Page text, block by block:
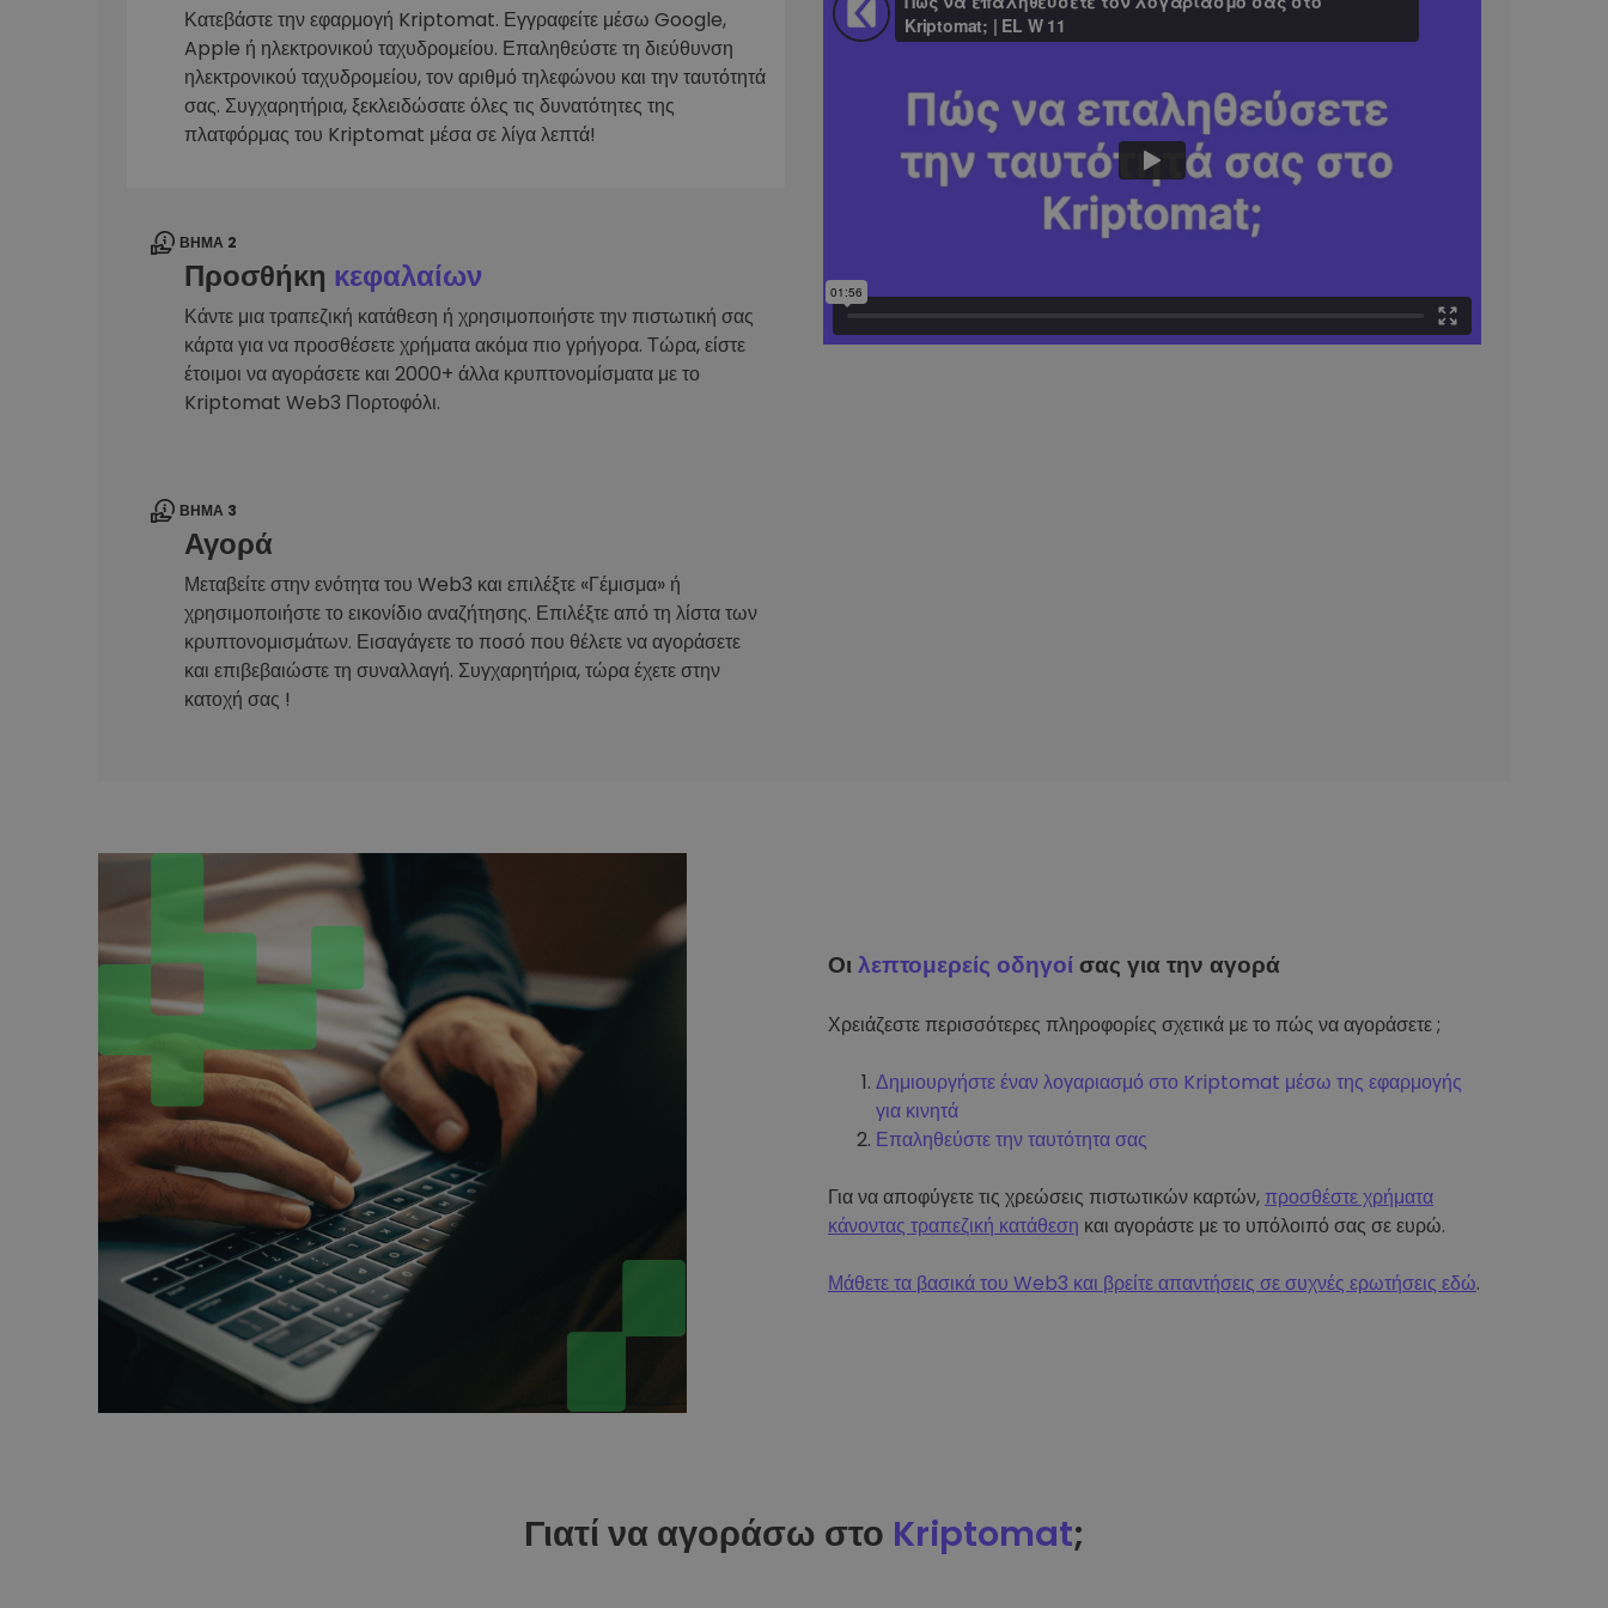
Εξερεύνηση επενδύσεων
Βρες τη δική σου crypto στρατηγική
Κατεβάστε την εφαρμογή Kriptomat. Εγγραφείτε μέσω Google,
Apple ή ηλεκτρονικού ταχυδρομείου. Επαληθεύστε τη διεύθυνση
ηλεκτρονικού ταχυδρομείου, τον αριθμό τηλεφώνου και την ταυτότητά
σας. Συγχαρητήρια, ξεκλειδώσατε όλες τις δυνατότητες της
πλατφόρμας του Kriptomat μέσα σε λίγα λεπτά!
ΒΉΜΑ 2
Προσθήκη κεφαλαίων
Κάντε μια τραπεζική κατάθεση ή χρησιμοποιήστε την πιστωτική σας
κάρτα για να προσθέσετε χρήματα ακόμα πιο γρήγορα. Τώρα, είστε
έτοιμοι να αγοράσετε και 2000+ άλλα κρυπτονομίσματα με το
Kriptomat Web3 Πορτοφόλι.
ΒΉΜΑ 3
Αγορά
Μεταβείτε στην ενότητα του Web3 και επιλέξτε «Γέμισμα» ή
χρησιμοποιήστε το εικονίδιο αναζήτησης. Επιλέξτε από τη λίστα των
κρυπτονομισμάτων. Εισαγάγετε το ποσό που θέλετε να αγοράσετε
και επιβεβαιώστε τη συναλλαγή. Συγχαρητήρια, τώρα έχετε στην
κατοχή σας !
Οιλεπτομερείς οδηγοί σας για την αγορά
Χρειάζεστε περισσότερες πληροφορίες σχετικά με το πώς να αγοράσετε ;
Δημιουργήστε έναν λογαριασμό στο Kriptomat μέσω της εφαρμογής
για κινητά
Επαληθεύστε την ταυτότητα σας
Για να αποφύγετε τις χρεώσεις πιστωτικών καρτών,προσθέστε χρήματα
κάνοντας τραπεζική κατάθεση και αγοράστε με το υπόλοιπό σας σε ευρώ.
Μάθετε τα βασικά του Web3 και βρείτε απαντήσεις σε συχνές ερωτήσεις εδώ.
Γιατί να αγοράσω στο Kriptomat;